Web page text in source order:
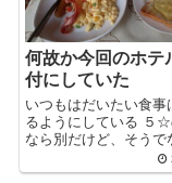
何故か今回のホテ
付にしていた
いつもはだいたい食事
るようにしている ５☆のホテル
なら別だけど、そうで
は。朝食も付かない
む事が多い。 せっかくなら周辺